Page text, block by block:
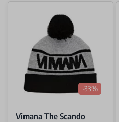
-33%
Vimana The Scando